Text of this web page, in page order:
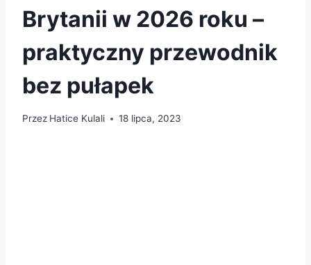
Brytanii w 2026 roku –
praktyczny przewodnik
bez pułapek
Przez Hatice Kulali 18 lipca, 2023